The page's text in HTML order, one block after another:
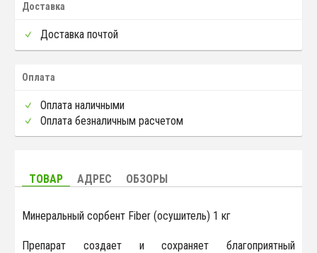
Доставка
Доставка почтой
Оплата
Оплата наличными
Оплата безналичным расчетом
ТОВАР АДРЕС ОБЗОРЫ
Минеральный сорбент Fiber (осушитель) 1 кг
Препарат создает и сохраняет благоприятный